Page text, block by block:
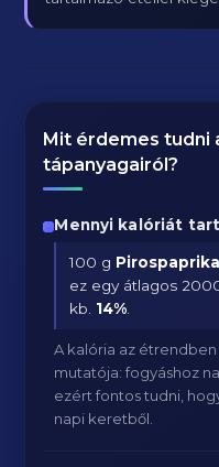
Mit érdemes tudni
tápanyagairól?
Mennyi kalóriát
100 g
ez egy átlagos
kb. 14%
A kalória az
mutatója: fogyáshoz
ezért fontos tudni,
napi keretből.